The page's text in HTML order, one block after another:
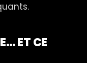
ET CE